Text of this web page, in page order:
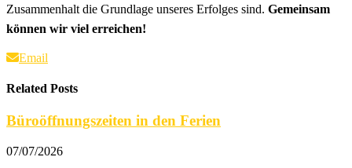
Zusammenhalt die Grundlage unseres Erfolges sind. Gemeinsam
können wir viel erreichen!
Email
Related Posts
Büroöffnungszeiten in den Ferien
07/07/2026